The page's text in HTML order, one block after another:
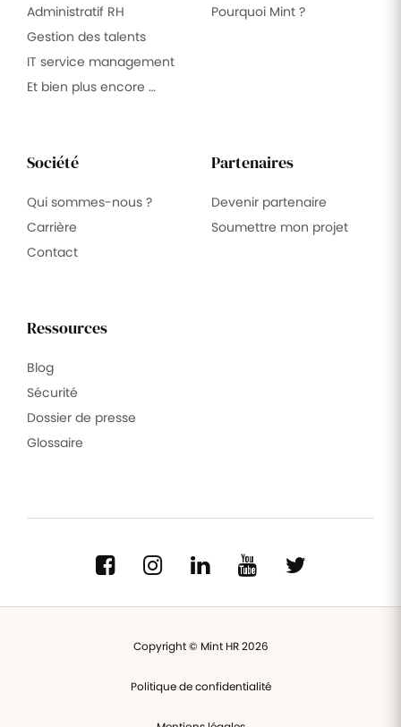
Administratif RH
Gestion des talents
IT service management
Et bien plus encore …
Pourquoi Mint ?
Société
Qui sommes-nous ?
Carrière
Contact
Partenaires
Devenir partenaire
Soumettre mon projet
Ressources
Blog
Sécurité
Dossier de presse
Glossaire
Copyright © Mint HR 2026
Politique de confidentialité